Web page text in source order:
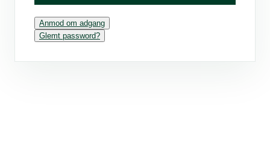
Anmod om adgang
Glemt password?